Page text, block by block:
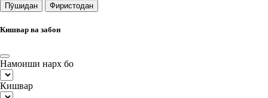
Пӯшидан Фиристодан
Кишвар ва забон
Намоиши нарх бо
Кишвар